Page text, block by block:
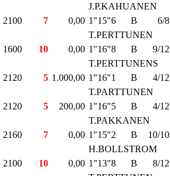
J.P.KAHUANEN
2100 7 0,00 1"15"6 B 6/8
T.PERTTUNEN
1600 10 0,00 1"16"8 B 9/12
T.PERTTUNENS
2120 5 1.000,00 1"16"1 B 4/12
T.PARTTUNEN
2120 5 200,00 1"16"5 B 4/12
T.PAKKANEN
2160 7 0,00 1"15"2 B 10/10
H.BOLLSTROM
2100 10 0,00 1"13"8 B 8/12